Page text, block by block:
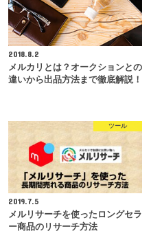
2018.8.2
メルカリとは？オークションとの
違いから出品方法まで徹底解説！
ツール
2019.7.5
メルリサーチを使ったロングセラ
ー商品のリサーチ方法